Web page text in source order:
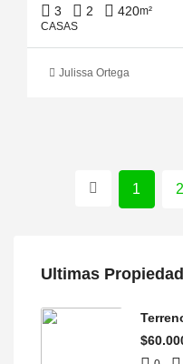
3 2 420m²
CASAS
Julissa Ortega
1 2
Ultimas